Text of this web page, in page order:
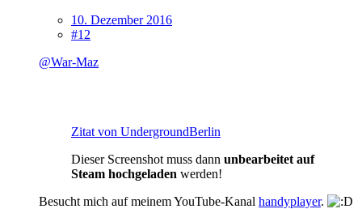
10. Dezember 2016
#12
@War-Maz
Zitat von UndergroundBerlin
Dieser Screenshot muss dann unbearbeitet auf
Steam hochgeladen werden!
Besucht mich auf meinem YouTube-Kanal handyplayer.